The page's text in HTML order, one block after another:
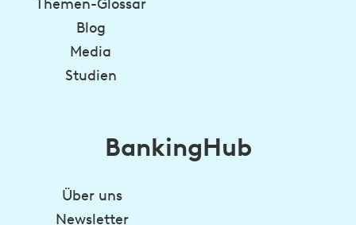
Themen-Glossar
Blog
Media
Studien
BankingHub
Über uns
Newsletter